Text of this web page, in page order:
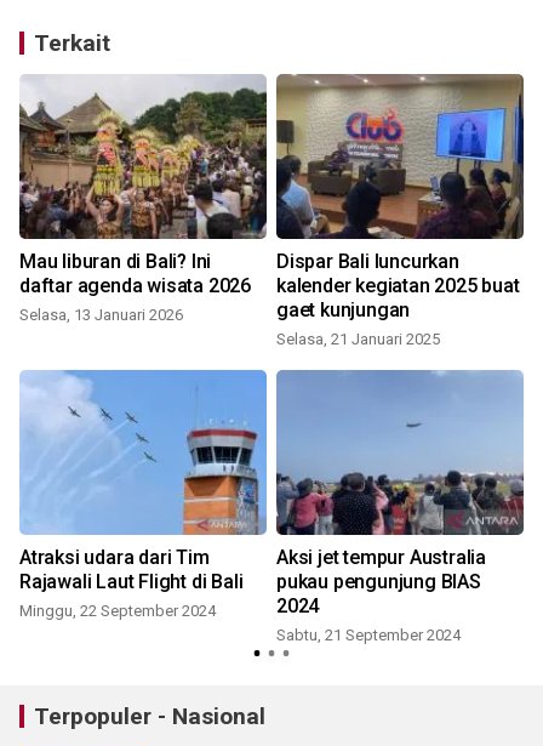
Terkait
Mau liburan di Bali? Ini
daftar agenda wisata 2026
Selasa, 13 Januari 2026
Dispar Bali luncurkan
kalender kegiatan 2025 buat
gaet kunjungan
Selasa, 21 Januari 2025
Atraksi udara dari Tim
Rajawali Laut Flight di Bali
Minggu, 22 September 2024
Aksi jet tempur Australia
pukau pengunjung BIAS
2024
Sabtu, 21 September 2024
Terpopuler - Nasional